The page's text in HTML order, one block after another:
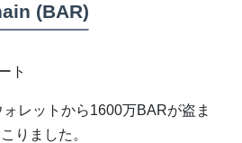
(BAR)
レットから1600万BARが盗ま
りました。